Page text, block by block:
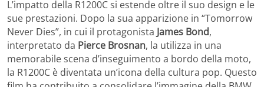
L’impatto della R1200C si estende oltre il suo design e le
sue prestazioni. Dopo la sua apparizione in “Tomorrow
Never Dies”, in cui il protagonista James Bond,
interpretato da Pierce Brosnan, la utilizza in una
memorabile scena d’inseguimento a bordo della moto,
la R1200C è diventata un’icona della cultura pop. Questo